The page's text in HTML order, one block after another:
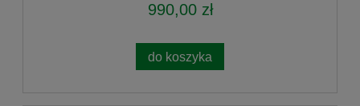
990,00 zł
do koszyka